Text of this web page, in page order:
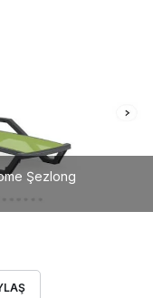
Şezlong